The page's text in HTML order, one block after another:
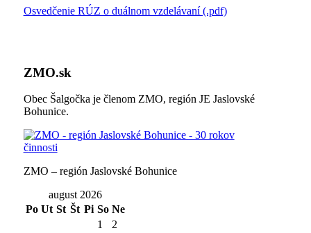
Osvedčenie RÚZ o duálnom vzdelávaní (.pdf)
ZMO.sk
Obec Šalgočka je členom ZMO, región JE Jaslovské
Bohunice.
ZMO – región Jaslovské Bohunice
august 2026
Po Ut St Št Pi So Ne
1
2